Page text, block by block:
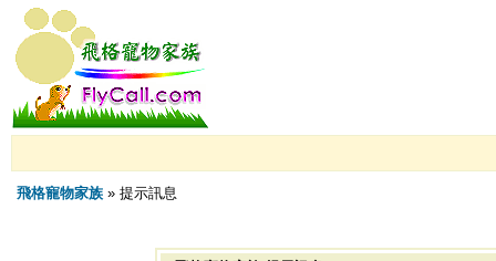
飛格寵物家族» 提示訊息